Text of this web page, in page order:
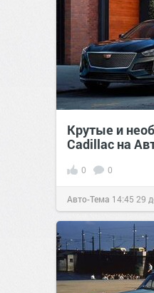
Крутые и
Cadillac на
0 0
Авто-Тема 14:45 29